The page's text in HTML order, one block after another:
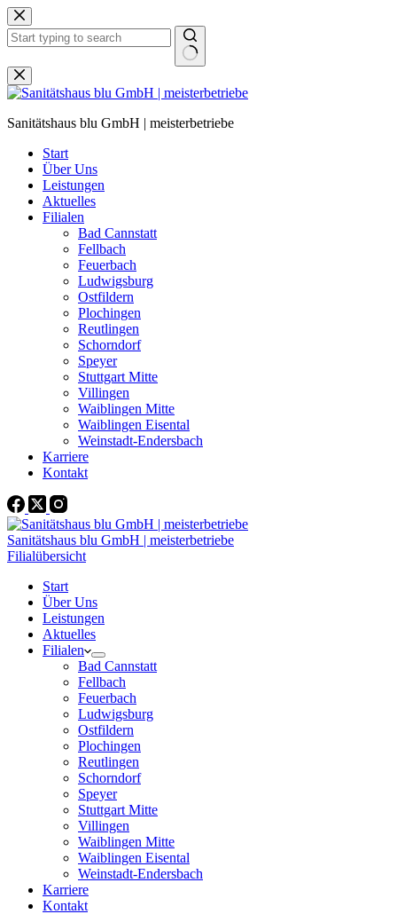
Zum
Inhalt
springen
Keine
Ergebnisse
Sanitätshaus blu GmbH | meisterbetriebe
Start
Über Uns
Leistungen
Aktuelles
Filialen
Bad Cannstatt
Fellbach
Feuerbach
Ludwigsburg
Ostfildern
Plochingen
Reutlingen
Schorndorf
Speyer
Stuttgart Mitte
Villingen
Waiblingen Mitte
Waiblingen Eisental
Weinstadt-Endersbach
Karriere
Kontakt
Sanitätshaus blu GmbH | meisterbetriebe
Filialübersicht
Start
Über Uns
Leistungen
Aktuelles
Filialen
Bad Cannstatt
Fellbach
Feuerbach
Ludwigsburg
Ostfildern
Plochingen
Reutlingen
Schorndorf
Speyer
Stuttgart Mitte
Villingen
Waiblingen Mitte
Waiblingen Eisental
Weinstadt-Endersbach
Karriere
Kontakt